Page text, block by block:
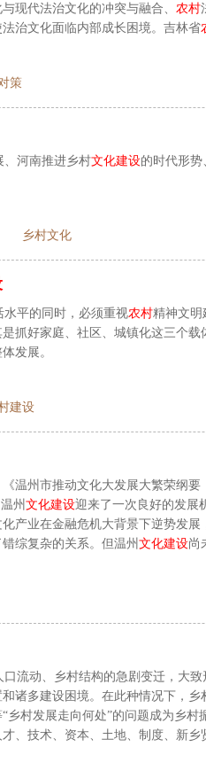
现代法治文化的冲突与融合、 农村
治文化面临内部成长困境。吉林省
策
、河南推进乡村文化建设的时代形
乡村文化
平的同时，必须重视农村精神文明
抓好家庭、社区、城镇化这三个
发展。
建设
温州市推动文化大发展大繁荣纲要
州 文化建设迎来了一次良好的发展
产业在金融危机大背景下逆势发展
综复杂的关系。但温州 文化建设尚
流动、乡村结构的急剧变迁，大
诸多建设困境。在此种情况下，乡
乡村发展走向何处”的问题成为乡村
、技术、资本、土地、制度、新乡